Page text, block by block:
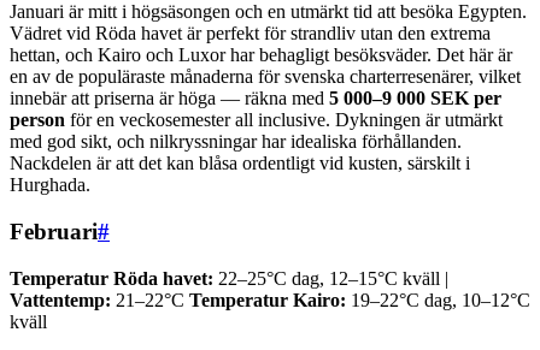
Januari är mitt i högsäsongen och en utmärkt tid att besöka Egypten.
Vädret vid Röda havet är perfekt för strandliv utan den extrema
hettan, och Kairo och Luxor har behagligt besöksväder. Det här är
en av de populäraste månaderna för svenska charterresenärer, vilket
innebär att priserna är höga — räkna med 5 000–9 000 SEK per
person för en veckosemester all inclusive. Dykningen är utmärkt
med god sikt, och nilkryssningar har idealiska förhållanden.
Nackdelen är att det kan blåsa ordentligt vid kusten, särskilt i
Hurghada.
Februari#
Temperatur Röda havet: 22–25°C dag, 12–15°C kväll |
Vattentemp: 21–22°C Temperatur Kairo: 19–22°C dag, 10–12°C
kväll